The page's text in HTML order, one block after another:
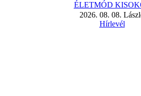
ÉLETMÓD
2026. 08. 08.
Hírlevél